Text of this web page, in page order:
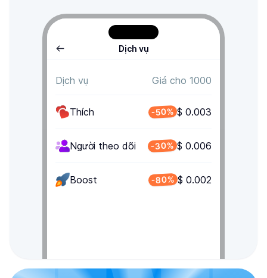
Dịch vụ
Dịch vụ Giá cho 1000
Thích -50% $ 0.003
Người theo dõi -30% $ 0.006
Boost -80% $ 0.002